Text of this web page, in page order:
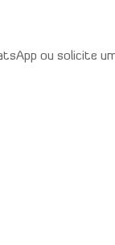
ou solicite